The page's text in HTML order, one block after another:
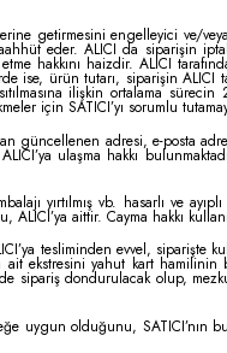
getirmesini engelleyici
eder. ALICI da siparişin
hakkını haizdir. ALICI
ise, ürün tutarı, siparişin
ilişkin ortalama
için SATICI’yı sorumlu
güncellenen adresi, e-posta
ulaşma hakkı
yırtılmış vb. hasarlı ve
aittir. Cayma hakkı
tesliminden evvel,
ekstresini yahut kart hamilinin
sipariş dondurulacak olup,
olduğunu, SATICI’nın